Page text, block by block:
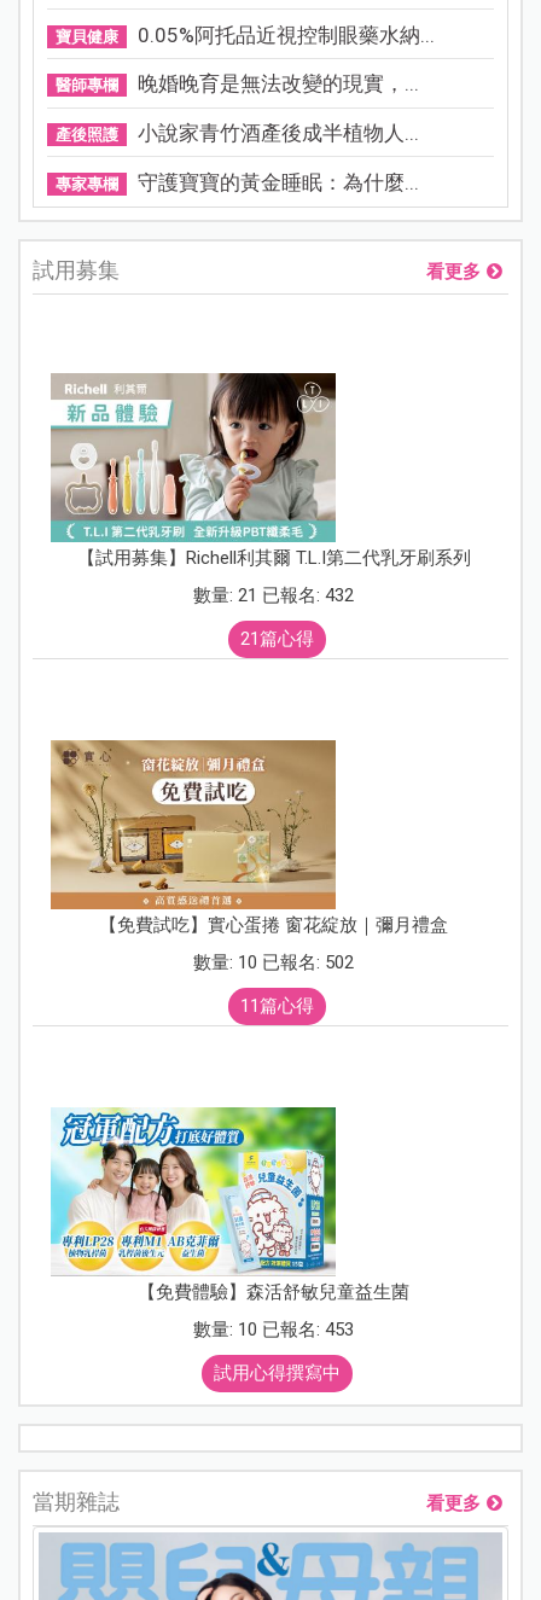
寶貝健康 0.05%阿托品近視控制眼藥水納...
醫師專欄 晚婚晚育是無法改變的現實，...
產後照護 小說家青竹酒產後成半植物人...
專家專欄 守護寶寶的黃金睡眠：為什麼...
試用募集 看更多
【試用募集】Richell利其爾 T.L.I第二代乳牙刷系列
數量: 21 已報名: 432
21篇心得
【免費試吃】實心蛋捲 窗花綻放｜彌月禮盒
數量: 10 已報名: 502
11篇心得
【免費體驗】森活舒敏兒童益生菌
數量: 10 已報名: 453
試用心得撰寫中
當期雜誌 看更多